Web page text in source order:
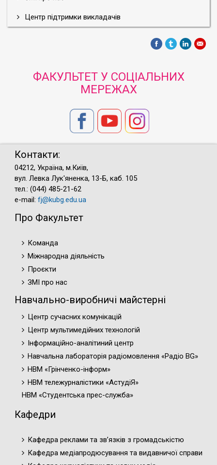
Центр підтримки викладачів
ФАКУЛЬТЕТ У СОЦІАЛЬНИХ
МЕРЕЖАХ
Контакти:
04212, Україна, м.Київ,
вул. Левка Лук'яненка, 13-Б, каб. 105
тел.: (044) 485-21-62
e-mail: fj@kubg.edu.ua
Про Факультет
Команда
Міжнародна діяльність
Проєкти
ЗМІ про нас
Навчально-виробничі майстерні
Центр сучасних комунікацій
Центр мультимедійних технологій
Інформаційно-аналітиний центр
Навчальна лабораторія радіомовлення «Радіо BG»
НВМ «Грінченко-інформ»
НВМ тележурналістики «АстудіЯ»
НВМ «Студентська прес-служба»
Кафедри
Кафедра реклами та зв’язків з громадськістю
Кафедра медіапродюсування та видавничої справи